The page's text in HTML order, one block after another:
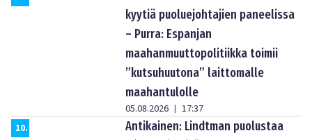
kyytiä puoluejohtajien paneelissa
– Purra: Espanjan
maahanmuuttopolitiikka toimii
”kutsuhuutona” laittomalle
maahantulolle
05.08.2026 | 17:37
10.
Antikainen: Lindtman puolustaa